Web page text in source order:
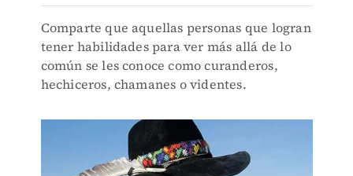
Comparte que aquellas personas que logran
tener habilidades para ver más allá de lo
común se les conoce como curanderos,
hechiceros, chamanes o videntes.